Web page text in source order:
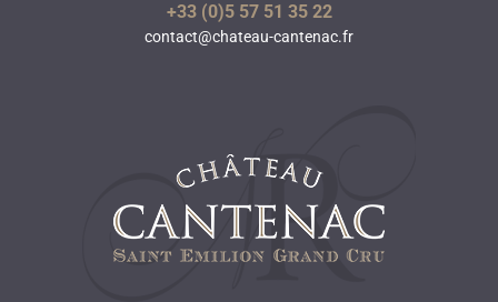
+33 (0)5 57 51 35 22
contact@chateau-cantenac.fr